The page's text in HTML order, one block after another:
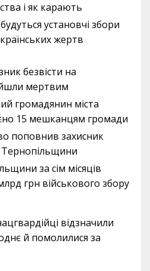
і як карають
установчі збори
жертв
безвісти на
мертвим
громадянин міста
15 мешканцям громади
поповнив захисник
Тернопільщини
за сім місяців
грн військового збору
відзначили
й помолилися за